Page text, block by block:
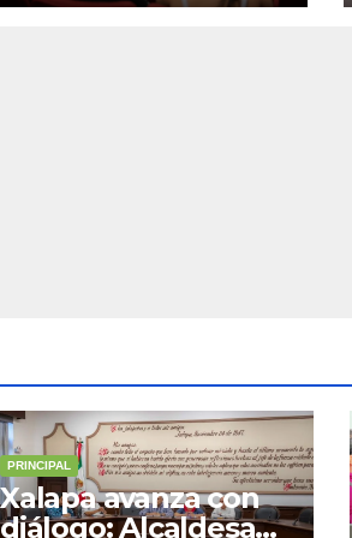
y servicios
PRINCIPAL
Xalapa avanza con
diálogo: Alcaldesa